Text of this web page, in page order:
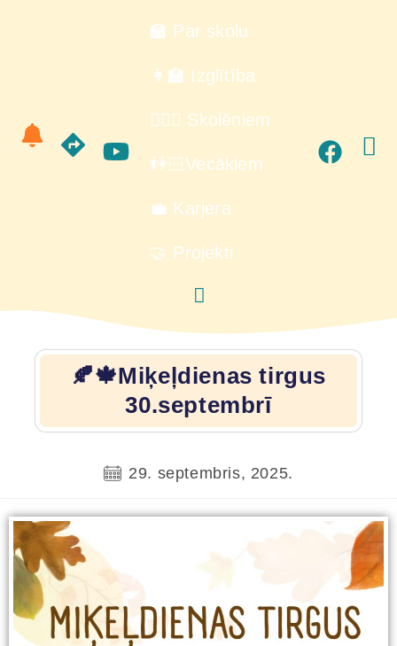
🏫 Par skolu
👩‍🏫 Izglītība
🙋🏻‍♂️ Skolēniem
👫🏻Vecākiem
💼 Karjera
🤝 Projekti
🍂🍁Miķeļdienas tirgus
30.septembrī
29. septembris, 2025.